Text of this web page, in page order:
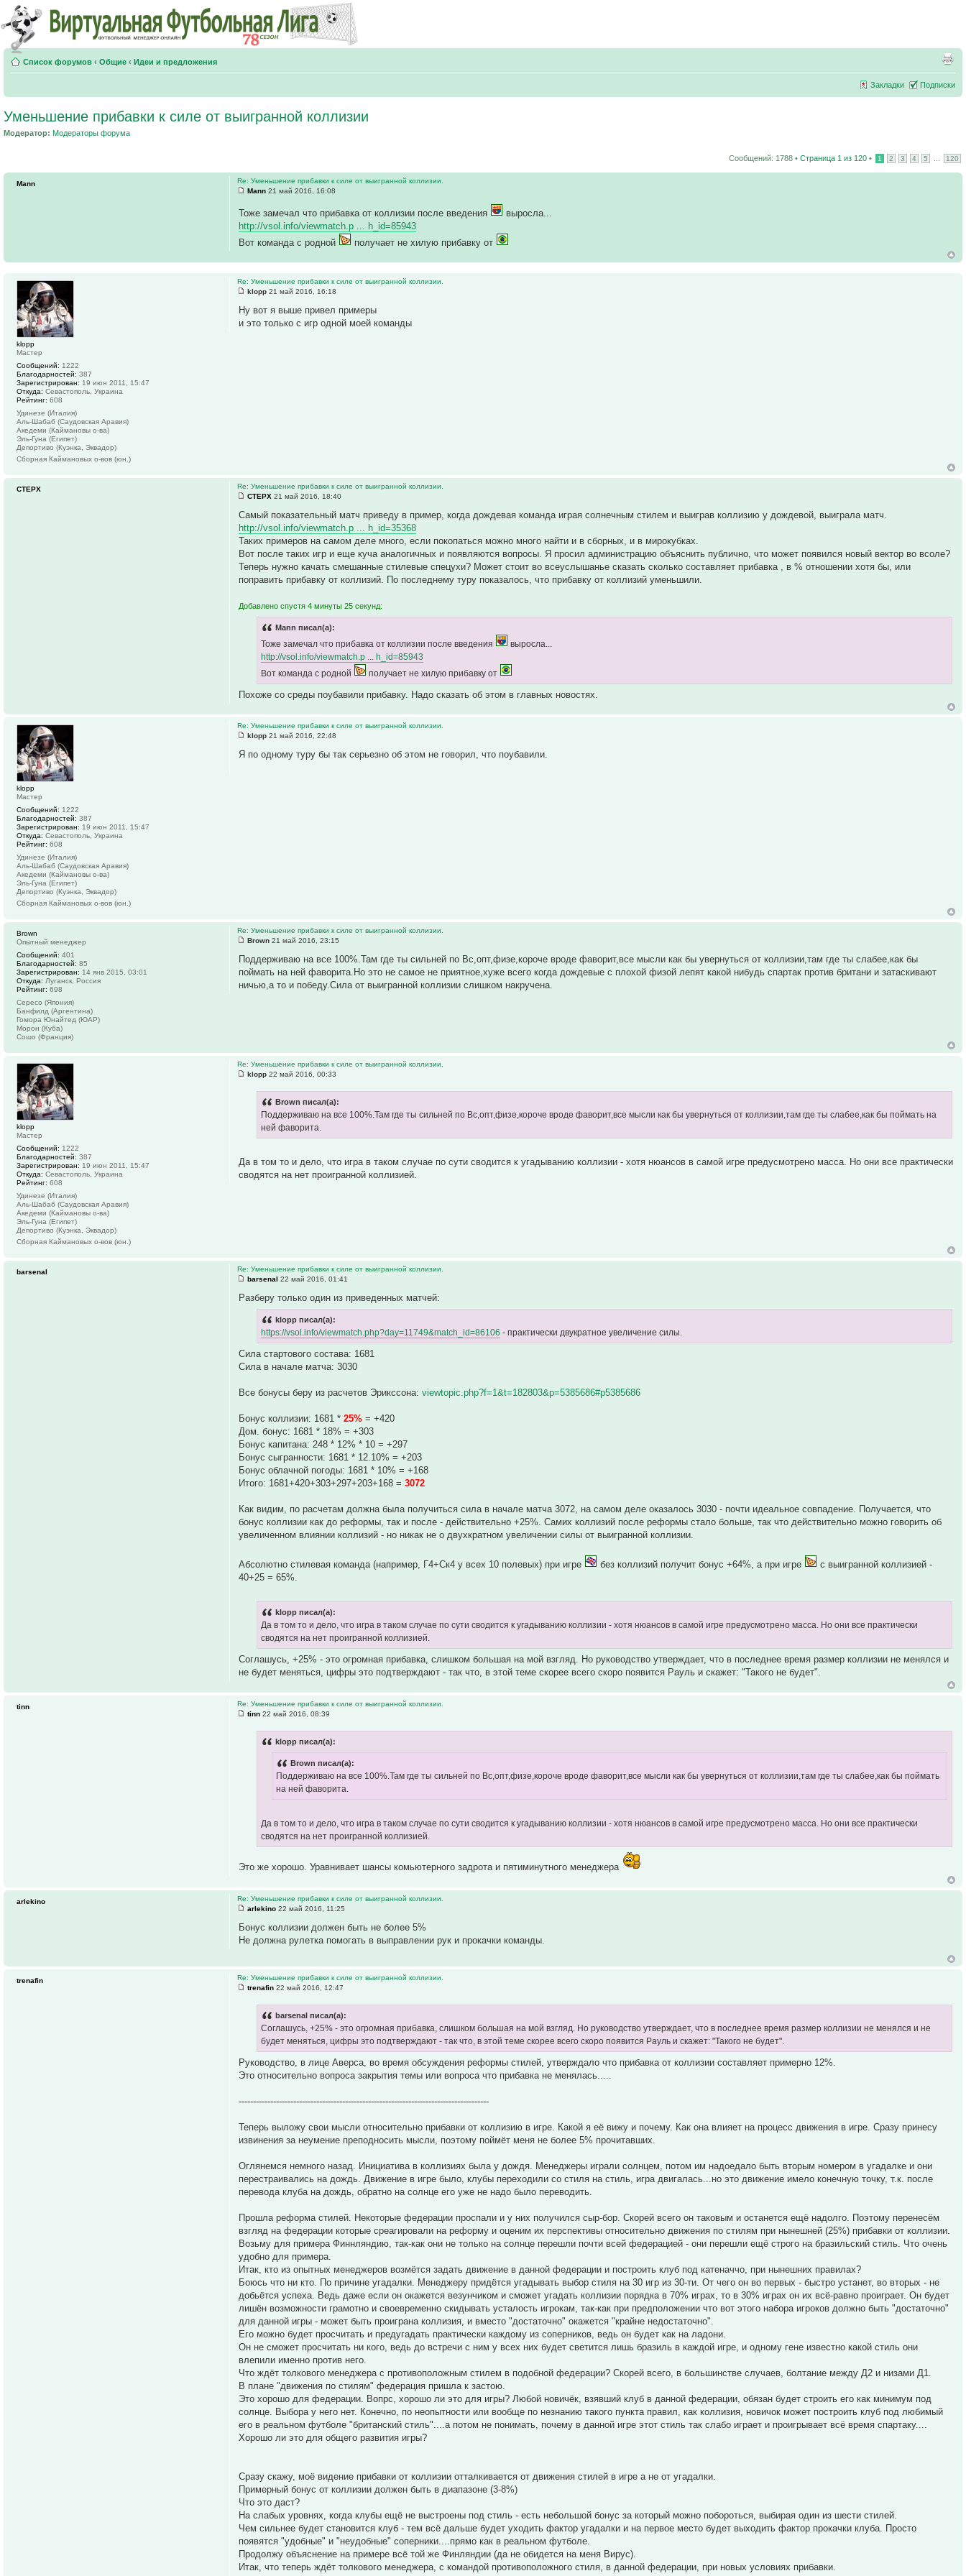
Список форумов ‹ Общие ‹ Идеи и предложения
Закладки Подписки
Уменьшение прибавки к силе от выигранной коллизии
Модератор: Модераторы форума
Сообщений: 1788 • Страница 1 из 120 • 1 2 3 4 5 120
Re: Уменьшение прибавки к силе от выигранной коллизии.
Mann 21 май 2016, 16:08
Тоже замечал что прибавка от коллизии после введения
выросла...
http://vsol.info/viewmatch.p ... h_id=85943
Вот команда с родной
получает не хилую прибавку от
Mann
Re: Уменьшение прибавки к силе от выигранной коллизии.
klopp 21 май 2016, 16:18
Ну вот я выше привел примеры
и это только с игр одной моей команды
klopp
Мастер
Сообщений: 1222
Благодарностей: 387
Зарегистрирован: 19 июн 2011, 15:47
Откуда: Севастополь, Украина
Рейтинг: 608
Удинезе (Италия)
Аль-Шабаб (Саудовская Аравия)
Акедеми (Каймановы о-ва)
Эль-Гуна (Египет)
Депортиво (Куэнка, Эквадор)
Сборная Каймановых о-вов (юн.)
Re: Уменьшение прибавки к силе от выигранной коллизии.
СТЕРХ 21 май 2016, 18:40
Самый показательный матч приведу в пример, когда дождевая команда играя солнечным стилем и выиграв коллизию у дождевой, выиграла матч.
http://vsol.info/viewmatch.p ... h_id=35368
Таких примеров на самом деле много, если покопаться можно много найти и в сборных, и в мирокубках.
Вот после таких игр и еще куча аналогичных и появляются вопросы. Я просил администрацию объяснить публично, что может появился новый вектор во всоле?
Теперь нужно качать смешанные стилевые спецухи? Может стоит во всеуслышанье сказать сколько составляет прибавка , в % отношении хотя бы, или
поправить прибавку от коллизий. По последнему туру показалось, что прибавку от коллизий уменьшили.
Добавлено спустя 4 минуты 25 секунд:
Mann писал(а):
Тоже замечал что прибавка от коллизии после введения
выросла...
http://vsol.info/viewmatch.p ... h_id=85943
Вот команда с родной
получает не хилую прибавку от
Похоже со среды поубавили прибавку. Надо сказать об этом в главных новостях.
СТЕРХ
Re: Уменьшение прибавки к силе от выигранной коллизии.
klopp 21 май 2016, 22:48
Я по одному туру бы так серьезно об этом не говорил, что поубавили.
klopp
Мастер
Сообщений: 1222
Благодарностей: 387
Зарегистрирован: 19 июн 2011, 15:47
Откуда: Севастополь, Украина
Рейтинг: 608
Удинезе (Италия)
Аль-Шабаб (Саудовская Аравия)
Акедеми (Каймановы о-ва)
Эль-Гуна (Египет)
Депортиво (Куэнка, Эквадор)
Сборная Каймановых о-вов (юн.)
Re: Уменьшение прибавки к силе от выигранной коллизии.
Brown 21 май 2016, 23:15
Поддерживаю на все 100%.Там где ты сильней по Вс,опт,физе,короче вроде фаворит,все мысли как бы увернуться от коллизии,там где ты слабее,как бы
поймать на ней фаворита.Но это не самое не приятное,хуже всего когда дождевые с плохой физой лепят какой нибудь спартак против британи и затаскивают
ничью,а то и победу.Сила от выигранной коллизии слишком накручена.
Brown
Опытный менеджер
Сообщений: 401
Благодарностей: 85
Зарегистрирован: 14 янв 2015, 03:01
Откуда: Луганск, Россия
Рейтинг: 698
Сересо (Япония)
Банфилд (Аргентина)
Гомора Юнайтед (ЮАР)
Морон (Куба)
Сошо (Франция)
Re: Уменьшение прибавки к силе от выигранной коллизии.
klopp 22 май 2016, 00:33
Brown писал(а):
Поддерживаю на все 100%.Там где ты сильней по Вс,опт,физе,короче вроде фаворит,все мысли как бы увернуться от коллизии,там где ты слабее,как бы поймать на
ней фаворита.
Да в том то и дело, что игра в таком случае по сути сводится к угадыванию коллизии - хотя нюансов в самой игре предусмотрено масса. Но они все практически
сводятся на нет проигранной коллизией.
klopp
Мастер
Сообщений: 1222
Благодарностей: 387
Зарегистрирован: 19 июн 2011, 15:47
Откуда: Севастополь, Украина
Рейтинг: 608
Удинезе (Италия)
Аль-Шабаб (Саудовская Аравия)
Акедеми (Каймановы о-ва)
Эль-Гуна (Египет)
Депортиво (Куэнка, Эквадор)
Сборная Каймановых о-вов (юн.)
Re: Уменьшение прибавки к силе от выигранной коллизии.
barsenal 22 май 2016, 01:41
Разберу только один из приведенных матчей:
klopp писал(а):
https://vsol.info/viewmatch.php?day=11749&match_id=86106 - практически двукратное увеличение силы.
Сила стартового состава: 1681
Сила в начале матчa: 3030
Все бонусы беру из расчетов Эрикссона:viewtopic.php?f=1&t=182803&p=5385686#p5385686
Бонус коллизии: 1681 *25% = +420
Дом. бонус: 1681 * 18% = +303
Бонус капитана: 248 * 12% * 10 = +297
Бонус сыгранности: 1681 * 12.10% = +203
Бонус облачной погоды: 1681 * 10% = +168
Итого: 1681+420+303+297+203+168 =3072
Как видим, по расчетам должна была получиться сила в начале матча 3072, на самом деле оказалось 3030 - почти идеальное совпадение. Получается, что
бонус коллизии как до реформы, так и после - действительно +25%. Самих коллизий после реформы стало больше, так что действительно можно говорить об
увеличенном влиянии коллизий - но никак не о двухкратном увеличении силы от выигранной коллизии.
Абсолютно стилевая команда (например, Г4+Ск4 у всех 10 полевых) при игре без коллизий получит бонус +64%, а при игре
с выигранной коллизией -
40+25 = 65%.
klopp писал(а):
Да в том то и дело, что игра в таком случае по сути сводится к угадыванию коллизии - хотя нюансов в самой игре предусмотрено масса. Но они все практически
сводятся на нет проигранной коллизией.
Соглашусь, +25% - это огромная прибавка, слишком большая на мой взгляд. Но руководство утверждает, что в последнее время размер коллизии не менялся и
не будет меняться, цифры это подтверждают - так что, в этой теме скорее всего скоро появится Рауль и скажет: "Такого не будет".
barsenal
Re: Уменьшение прибавки к силе от выигранной коллизии.
tinn 22 май 2016, 08:39
klopp писал(а):
Brown писал(а):
Поддерживаю на все 100%.Там где ты сильней по Вс,опт,физе,короче вроде фаворит,все мысли как бы увернуться от коллизии,там где ты слабее,как бы поймать
на ней фаворита.
Да в том то и дело, что игра в таком случае по сути сводится к угадыванию коллизии - хотя нюансов в самой игре предусмотрено масса. Но они все практически
сводятся на нет проигранной коллизией.
Это же хорошо. Уравнивает шансы комьютерного задрота и пятиминутного менеджера
tinn
Re: Уменьшение прибавки к силе от выигранной коллизии.
arlekino 22 май 2016, 11:25
Бонус коллизии должен быть не более 5%
Не должна рулетка помогать в выправлении рук и прокачки команды.
arlekino
Re: Уменьшение прибавки к силе от выигранной коллизии.
trenafin 22 май 2016, 12:47
barsenal писал(а):
Соглашусь, +25% - это огромная прибавка, слишком большая на мой взгляд. Но руководство утверждает, что в последнее время размер коллизии не менялся и не
будет меняться, цифры это подтверждают - так что, в этой теме скорее всего скоро появится Рауль и скажет: "Такого не будет".
Руководство, в лице Аверса, во время обсуждения реформы стилей, утверждало что прибавка от коллизии составляет примерно 12%.
Это относительно вопроса закрытия темы или вопроса что прибавка не менялась.....
---------------------------------------------------------------------------------------
Теперь выложу свои мысли относительно прибавки от коллизию в игре. Какой я её вижу и почему. Как она влияет на процесс движения в игре. Сразу принесу
извинения за неумение преподносить мысли, поэтому поймёт меня не более 5% прочитавших.
Оглянемся немного назад. Инициатива в коллизиях была у дождя. Менеджеры играли солнцем, потом им надоедало быть вторым номером в угадалке и они
перестраивались на дождь. Движение в игре было, клубы переходили со стиля на стиль, игра двигалась...но это движение имело конечную точку, т.к. после
перевода клуба на дождь, обратно на солнце его уже не надо было переводить.
Прошла реформа стилей. Некоторые федерации проспали и у них получился сыр-бор. Скорей всего он таковым и останется ещё надолго. Поэтому перенесём
взгляд на федерации которые среагировали на реформу и оценим их перспективы относительно движения по стилям при нынешней (25%) прибавки от коллизии.
Возьму для примера Финнляндию, так-как они не только на солнце перешли почти всей федерацией - они перешли ещё строго на бразильский стиль. Что очень
удобно для примера.
Итак, кто из опытных менеджеров возмётся задать движение в данной федерации и построить клуб под катеначчо, при нынешних правилах?
Боюсь что ни кто. По причине угадалки. Менеджеру придётся угадывать выбор стиля на 30 игр из 30-ти. От чего он во первых - быстро устанет, во вторых - не
добьётся успеха. Ведь даже если он окажется везунчиком и сможет угадать коллизии порядка в 70% играх, то в 30% играх он их всё-равно проиграет. Он будет
лишён возможности грамотно и своевременно скидывать усталость игрокам, так-как при предположении что вот этого набора игроков должно быть "достаточно"
для данной игры - может быть проиграна коллизия, и вместо "достаточно" окажется "крайне недостаточно".
Его можно будет просчитать и предугадать практически каждому из соперников, ведь он будет как на ладони.
Он не сможет просчитать ни кого, ведь до встречи с ним у всех них будет светится лишь бразиль в каждой игре, и одному гене известно какой стиль они
влепили именно против него.
Что ждёт толкового менеджера с противоположным стилем в подобной федерации? Скорей всего, в большинстве случаев, болтание между Д2 и низами Д1.
В плане "движения по стилям" федерация пришла к застою.
Это хорошо для федерации. Вопрс, хорошо ли это для игры? Любой новичёк, взявший клуб в данной федерации, обязан будет строить его как минимум под
солнце. Выбора у него нет. Конечно, по неопытности или вообще по незнанию такого пункта правил, как коллизия, новичок может построить клуб под любимый
его в реальном футболе "британский стиль"....а потом не понимать, почему в данной игре этот стиль так слабо играет и проигрывает всё время спартаку....
Хорошо ли это для общего развития игры?
Сразу скажу, моё видение прибавки от коллизии отталкивается от движения стилей в игре а не от угадалки.
Примерный бонус от коллизии должен быть в диапазоне (3-8%)
Что это даст?
На слабых уровнях, когда клубы ещё не выстроены под стиль - есть небольшой бонус за который можно побороться, выбирая один из шести стилей.
Чем сильнее будет становится клуб - тем всё дальше будет уходить фактор угадалки и на первое место будет выходить фактор прокачки клуба. Просто
появятся "удобные" и "неудобные" соперники....прямо как в реальном футболе.
Продолжу объяснение на примере всё той же Финляндии (да не обидется на меня Вирус).
Итак, что теперь ждёт толкового менеджера, с командой противоположного стиля, в данной федерации, при новых условиях прибавки.
trenafin